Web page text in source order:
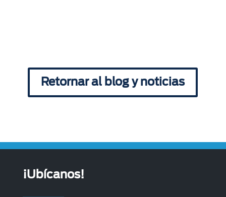
Retornar al blog y noticias
¡Ubícanos!